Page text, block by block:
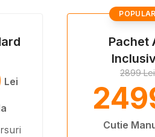
Lei
POPULAR
Pachet
2899 Lei
Cutie